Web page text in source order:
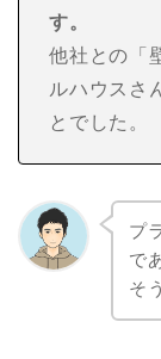
す。
他社との「
ルハウスさ
とでした。
プ
で
そ